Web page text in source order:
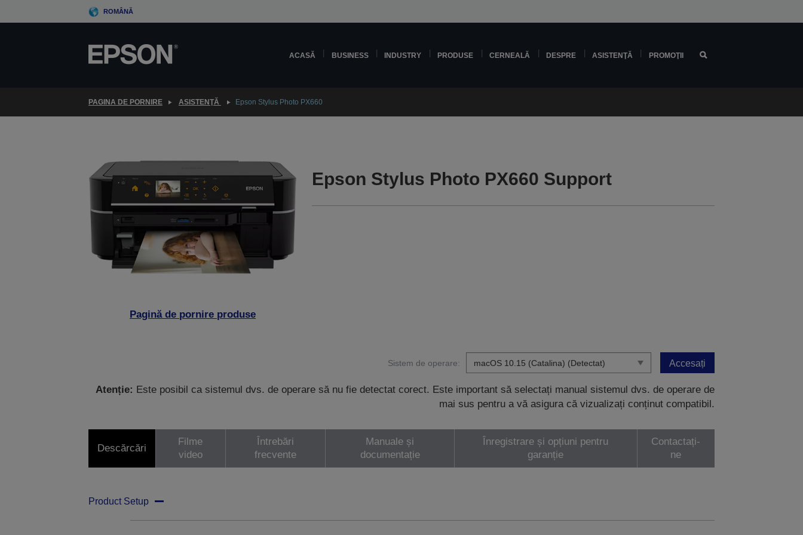
to
ROMÂNĂ
ACASĂ BUSINESS INDUSTRY PRODUSE CERNEALĂ DESPRE ASISTENŢĂ PROMOŢII
PAGINA DE PORNIRE ASISTENŢĂ Epson Stylus Photo PX660
Pagină de pornire produse
Epson Stylus Photo PX660 Support
Sistem de operare: Accesați
Atenție: Este posibil ca sistemul dvs. de operare să nu fie detectat corect. Este important să selectați manual sistemul dvs. de operare de
mai sus pentru a vă asigura că vizualizați conținut compatibil.
Descărcări
Filme
video
Întrebări
frecvente
Manuale și
documentație
Înregistrare și opțiuni pentru
garanție
Contactați-
ne
Product Setup